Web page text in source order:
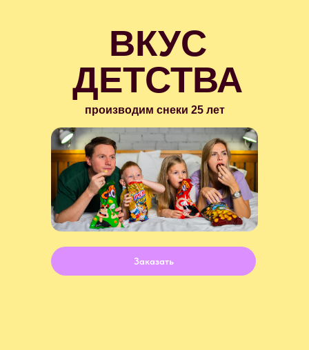
производим снеки 25 лет
ВКУС
ДЕТСТВА
Заказать